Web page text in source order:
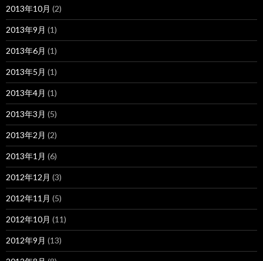
2013年10月 (2)
2013年9月 (1)
2013年6月 (1)
2013年5月 (1)
2013年4月 (1)
2013年3月 (5)
2013年2月 (2)
2013年1月 (6)
2012年12月 (3)
2012年11月 (5)
2012年10月 (11)
2012年9月 (13)